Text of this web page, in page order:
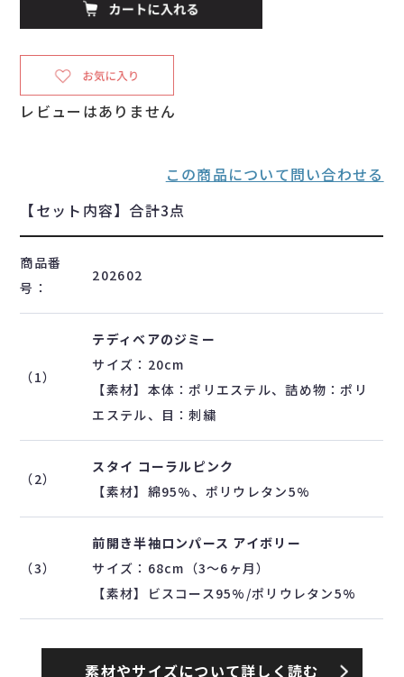
レビューはありません
この商品について問い合わせる
【セット内容】合計3点
商品番
号：
202602
（1）
テディベアのジミー
サイズ：20cm
【素材】本体：ポリエステル、詰め物：ポリ
エステル、目：刺繍
（2）
スタイ コーラルピンク
【素材】綿95%、ポリウレタン5%
（3）
前開き半袖ロンパース アイボリー
サイズ：68cm（3〜6ヶ月）
【素材】ビスコース95%/ポリウレタン5%
素材やサイズについて詳しく読む